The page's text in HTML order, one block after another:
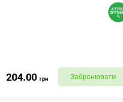
204.00 грн Забронювати